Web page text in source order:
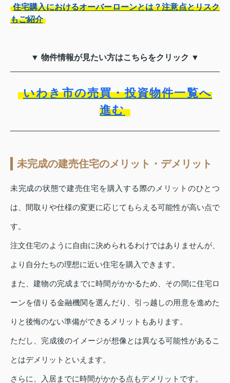
住宅購入におけるオーバーローンとは？注意点とリスク
もご紹介
▼ 物件情報が見たい方はこちらをクリック ▼
いわき市の売買・投資物件一覧へ
進む
未完成の建売住宅のメリット・デメリット
未完成の状態で建売住宅を購入する際のメリットのひとつ
は、間取りや仕様の変更に応じてもらえる可能性が高い点で
す。
注文住宅のように自由に決められるわけではありませんが、
より自分たちの理想に近い住宅を購入できます。
また、建物の完成までに時間がかかるため、その間に住宅ロ
ーンを借りる金融機関を選んだり、引っ越しの用意を進めた
りと後悔のない準備ができるメリットもあります。
ただし、完成後のイメージが想像とは異なる可能性があるこ
とはデメリットといえます。
さらに、入居までに時間がかかる点もデメリットです。